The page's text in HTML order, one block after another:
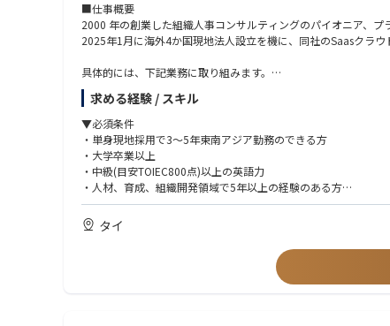
■仕事概要
2000 年の創業した組織人事コンサルティングのパイオニア、プ
2025年1月に海外4か国現地法人設立を機に、同社のSaasクラ
具体的には、下記業務に取り組みます。
・新規開拓営業(商談先は現地MDクラス)
・クライアント企業の組織課題をサーベイで把握する
・強み・弱みに基づいた組織改善施策をご提案する
・改善に向けた側面サポートを実施する
※昇格などの役割変更に伴い、担って頂く業務内容が変動する場
求める経験 / スキル
▼必須条件
・単身現地採用で3～5年東南アジア勤務のできる方
・大学卒業以上
・中級(目安TOIEC800点)以上の英語力
・人材、育成、組織開発領域で5年以上の経験のある方
・下記いずれかのご経験をお持ちの方
-営業経験（個人、法人に関わらず）
-経営、組織人事、採用・教育に関する職務経験
・チームにおける葛藤や人間関係の難しさなど、チームや人間
タイ